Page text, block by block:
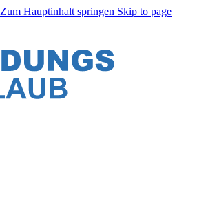
Zum Hauptinhalt springen Skip to page